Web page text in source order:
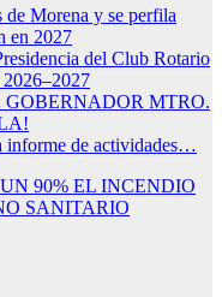
de Morena y se perfila
en 2027
del Club Rotario
GOBERNADOR MTRO.
informe de actividades…
90% EL INCENDIO
SANITARIO